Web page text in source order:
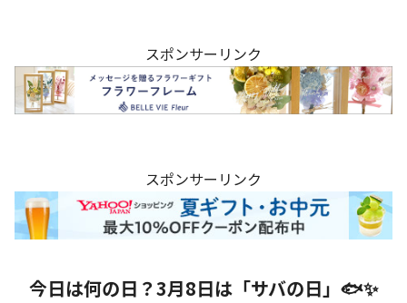
スポンサーリンク
スポンサーリンク
今日は何の日？3月8日は「サバの日」🐟✨